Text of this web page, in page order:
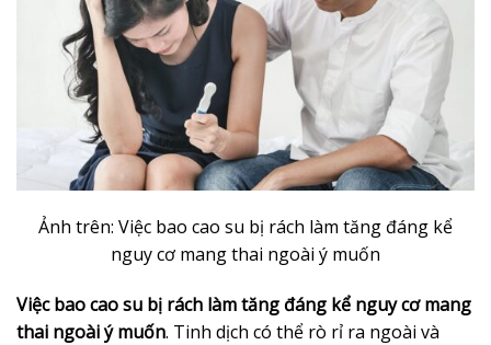
Ảnh trên: Việc bao cao su bị rách làm tăng đáng kể
nguy cơ mang thai ngoài ý muốn
Việc bao cao su bị rách làm tăng đáng kể nguy cơ mang
thai ngoài ý muốn. Tinh dịch có thể rò rỉ ra ngoài và